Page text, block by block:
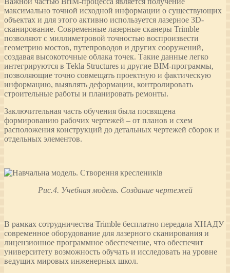
максимально точной исходной информации о существующих
объектах и ​​для этого активно используется лазерное 3D-
сканирование. Современные лазерные сканеры Trimble
позволяют с миллиметровой точностью воспроизвести
геометрию мостов, путепроводов и других сооружений,
создавая высокоточные облака точек. Такие данные легко
интегрируются в Tekla Structures и другие BIM-программы,
позволяющие точно совмещать проектную и фактическую
информацию, выявлять деформации, контролировать
строительные работы и планировать ремонты.
Заключительная часть обучения была посвящена
формированию рабочих чертежей – от планов и схем
расположения конструкций до детальных чертежей сборок и
отдельных элементов.
Рис.4. Учебная модель. Создание чертежей
В рамках сотрудничества Trimble бесплатно передала ХНАДУ
современное оборудование для лазерного сканирования и
лицензионное программное обеспечение, что обеспечит
университету возможность обучать и исследовать на уровне
ведущих мировых инженерных школ.